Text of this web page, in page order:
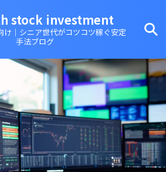
stock investment
け｜シニア世代がコツコツ稼ぐ安定
手法ブログ